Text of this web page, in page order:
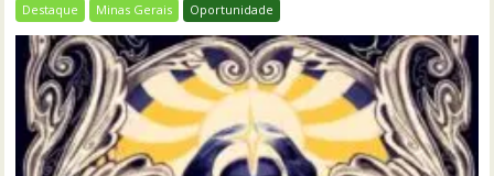
Destaque Minas Gerais Oportunidade